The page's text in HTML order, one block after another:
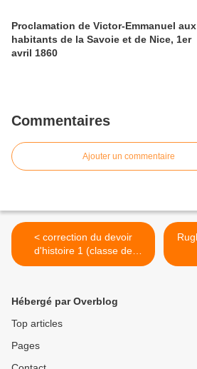
Proclamation de Victor-Emmanuel aux
habitants de la Savoie et de Nice, 1er
avril 1860
Commentaires
Ajouter un commentaire
< correction du devoir
d'histoire 1 (classe de
2nde3) : La place des
Hébergé par Overblog
Top articles
Pages